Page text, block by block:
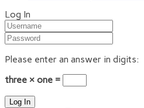
Log In
Please enter an answer in digits:
three × one =